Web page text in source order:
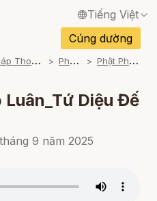
Tiếng Việt
/ Tiếng Anh
/ Tiếng Pháp
/ Tiếng Tây Ban Nha
/ Tiếng Đức
/ Tiếng Ý
Cúng dường
P
háp Thoại Theo Bộ An Cư Kiết Đông P
háp Thoại Mp3 P
hật Pháp Căn Bản (1993-1994)
Luân_Tứ Diệu Đế
9 năm 2025